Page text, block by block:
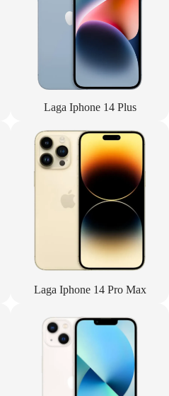
Laga Iphone 14 Plus
Laga Iphone 14 Pro Max